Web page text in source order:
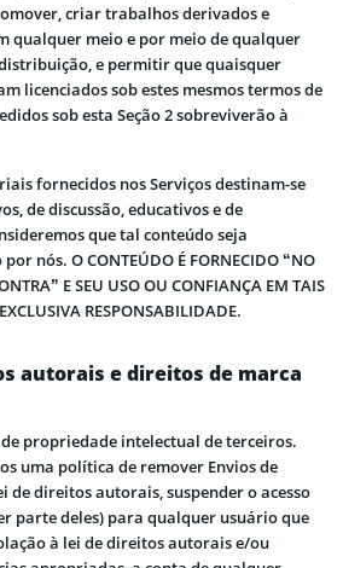
criar trabalhos derivados e
qualquer meio e por meio de qualquer
e permitir que quaisquer
licenciados sob estes mesmos termos de
sob esta Seção 2 sobreviverão à
fornecidos nos Serviços destinam-se
de discussão, educativos e de
que tal conteúdo seja
nós. O CONTEÚDO É FORNECIDO “NO
E SEU USO OU CONFIANÇA EM TAIS
RESPONSABILIDADE.
autorais e direitos de marca
propriedade intelectual de terceiros.
uma política de remover Envios de
de direitos autorais, suspender o acesso
parte deles) para qualquer usuário que
à lei de direitos autorais e/ou